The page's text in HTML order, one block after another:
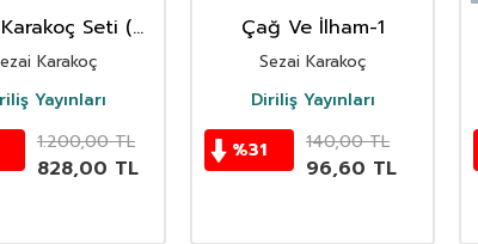
Seti (5
Kitap)
Karakoç
Yayınları
1.200,00TL
828,00 TL
Çağ Ve İlham-1
Sezai Karakoç
Diriliş Yayınları
%31 140,00TL
96,60 TL